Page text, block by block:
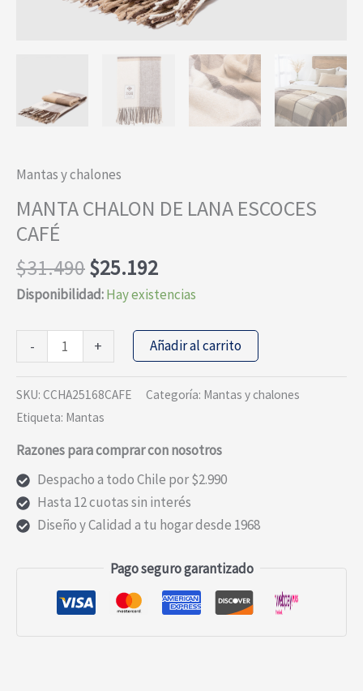
Mantas y chalones
MANTA CHALON DE LANA ESCOCES
CAFÉ
$31.490El
precio
era:
$31.490.
$25.192El
precio
es:
$25.192.
Disponibilidad:Hay existencias
-
CHALON
DE
LANA
CAFÉ
cantidad
+ Añadir al carrito
SKU: CCHA25168CAFE Categoría: Mantas y chalones
Etiqueta: Mantas
Razones para comprar con nosotros
Despacho a todo Chile por $2.990
Hasta 12 cuotas sin interés
Diseño y Calidad a tu hogar desde 1968
Pago seguro garantizado